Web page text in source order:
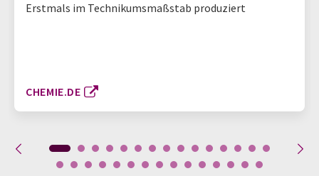
Erstmals im Technikumsmaßstab produziert
CHEMIE.DE